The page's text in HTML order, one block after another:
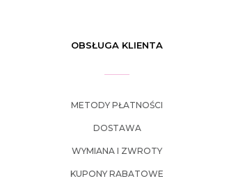
OBSŁUGA KLIENTA
METODY PŁATNOŚCI
DOSTAWA
WYMIANA I ZWROTY
KUPONY RABATOWE